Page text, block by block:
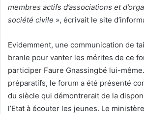
membres actifs d’associations et
société civile », écrivait le site
Evidemment, une communication de
branle pour vanter les mérites de ce
participer Faure Gnassingbé lui-
préparatifs, le forum a été présenté
du siècle qui démontrerait de la
l’Etat à écouter les jeunes. Le